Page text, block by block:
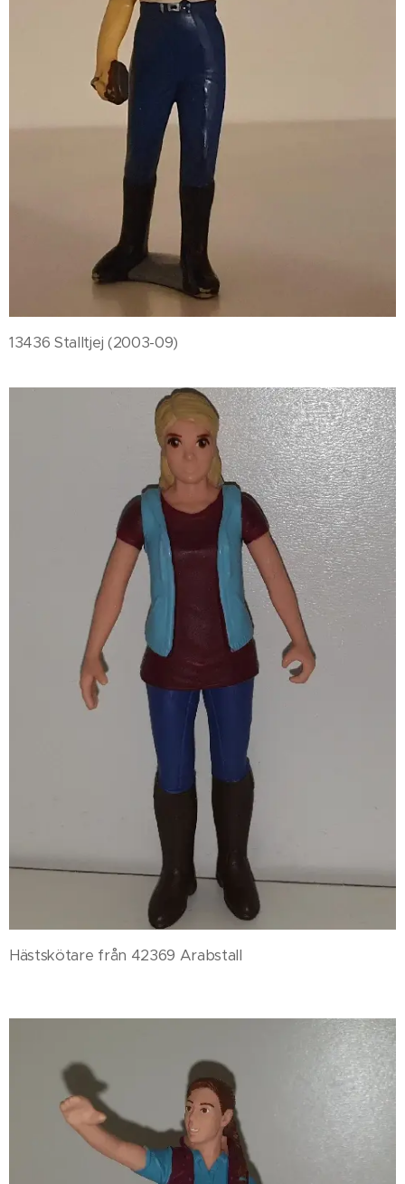
13436 Stalltjej (2003-09)
Hästskötare från 42369 Arabstall